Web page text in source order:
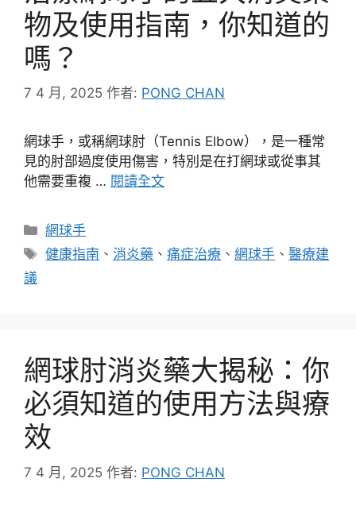
物及使用指南，你知道的
嗎？
7 4 月, 2025 作者: PONG CHAN
網球手，或稱網球肘（Tennis Elbow），是一種常
見的肘部過度使用傷害，特別是在打網球或從事其
他需要重複 … 閱讀全文
分
類
網球手
標
健康指南 、消炎藥 、痛症治療 、網球手 、醫療建
議
網球肘消炎藥大揭秘：你
必須知道的使用方法與療
效
7 4 月, 2025 作者: PONG CHAN